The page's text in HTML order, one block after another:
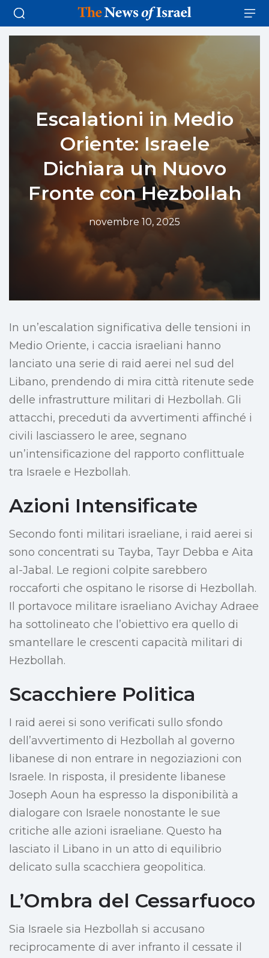
Escalationi in Medio
Oriente: Israele
Dichiara un Nuovo
Fronte con Hezbollah
novembre 10, 2025
In un’escalation significativa delle tensioni in
Medio Oriente, i caccia israeliani hanno
lanciato una serie di raid aerei nel sud del
Libano, prendendo di mira città ritenute sede
delle infrastrutture militari di Hezbollah. Gli
attacchi, preceduti da avvertimenti affinché i
civili lasciassero le aree, segnano
un’intensificazione del rapporto conflittuale
tra Israele e Hezbollah.
Azioni Intensificate
Secondo fonti militari israeliane, i raid aerei si
sono concentrati su Tayba, Tayr Debba e Aita
al-Jabal. Le regioni colpite sarebbero
roccaforti che ospitano le risorse di Hezbollah.
Il portavoce militare israeliano Avichay Adraee
ha sottolineato che l’obiettivo era quello di
smantellare le crescenti capacità militari di
Hezbollah.
Scacchiere Politica
I raid aerei si sono verificati sullo sfondo
dell’avvertimento di Hezbollah al governo
libanese di non entrare in negoziazioni con
Israele. In risposta, il presidente libanese
Joseph Aoun ha espresso la disponibilità a
dialogare con Israele nonostante le sue
critiche alle azioni israeliane. Questo ha
lasciato il Libano in un atto di equilibrio
delicato sulla scacchiera geopolitica.
L’Ombra del Cessarfuoco
Sia Israele sia Hezbollah si accusano
reciprocamente di aver infranto il cessate il